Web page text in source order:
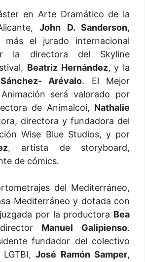
en Arte Dramático de la
John D. Sanderson,
el jurado internacional
la directora del Skyline
Beatriz Hernández, y la
Arévalo. El Mejor
será valorado por
de Animalcoi, Nathalie
directora y fundadora del
Wise Blue Studios, y por
, artista de storyboard,
de cómics.
del Mediterráneo,
Mediterráneo y dotada con
por la productora Bea
Manuel Galipienso.
fundador del colectivo
LGTBI,José Ramón Samper,